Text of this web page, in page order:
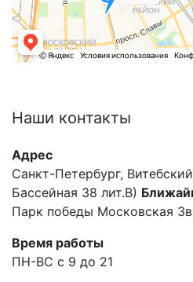
Наши контакты
Адрес
Санкт-Петербург,
Бассейная 38 лит.В)
Парк победы Московская
Время работы
ПН-ВС с 9 до 21